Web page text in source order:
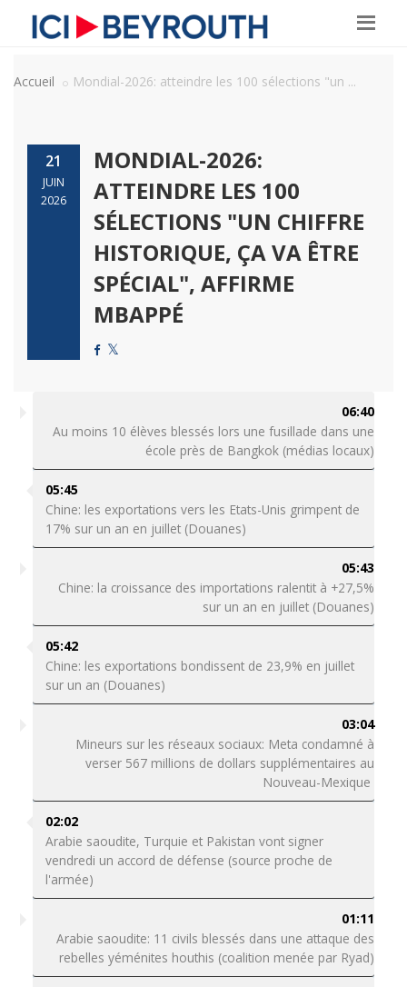
Accueil Mondial-2026: atteindre les 100 sélections "un ...
21
JUIN
2026
MONDIAL-2026:
ATTEINDRE LES 100
SÉLECTIONS "UN CHIFFRE
HISTORIQUE, ÇA VA ÊTRE
SPÉCIAL", AFFIRME
MBAPPÉ
06:40
Au moins 10 élèves blessés lors une fusillade dans une
école près de Bangkok (médias locaux)
05:45
Chine: les exportations vers les Etats-Unis grimpent de
17% sur un an en juillet (Douanes)
05:43
Chine: la croissance des importations ralentit à +27,5%
sur un an en juillet (Douanes)
05:42
Chine: les exportations bondissent de 23,9% en juillet
sur un an (Douanes)
03:04
Mineurs sur les réseaux sociaux: Meta condamné à
verser 567 millions de dollars supplémentaires au
Nouveau-Mexique
02:02
Arabie saoudite, Turquie et Pakistan vont signer
vendredi un accord de défense (source proche de
l'armée)
01:11
Arabie saoudite: 11 civils blessés dans une attaque des
rebelles yéménites houthis (coalition menée par Ryad)